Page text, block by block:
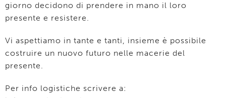
giorno decidono di prendere in mano il loro
presente e resistere.
Vi aspettiamo in tante e tanti, insieme è possibile
costruire un nuovo futuro nelle macerie del
presente.
Per info logistiche scrivere a: